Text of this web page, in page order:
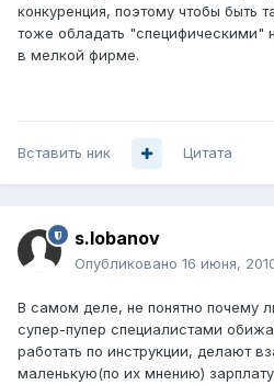
конкуренция, поэтому чтобы быть
тоже обладать "специфическими"
в мелкой фирме.
Вставить ник Цитата
s.lobanov
Опубликовано 16 июня,
В самом деле, не понятно почему
супер-пупер специалистами
работать по инструкции, делают
маленькую(по их мнению)